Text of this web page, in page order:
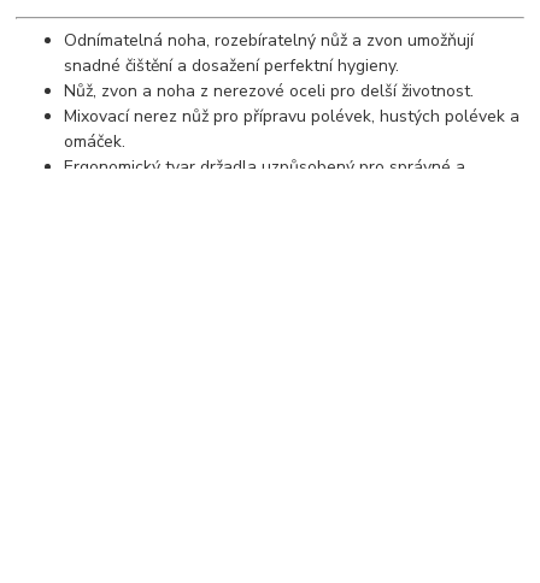
Odnímatelná noha, rozebíratelný nůž a zvon umožňují
snadné čištění a dosažení perfektní hygieny.
Nůž, zvon a noha z nerezové oceli pro delší životnost.
Mixovací nerez nůž pro přípravu polévek, hustých polévek a
omáček.
Ergonomický tvar držadla uzpůsobený pro správné a